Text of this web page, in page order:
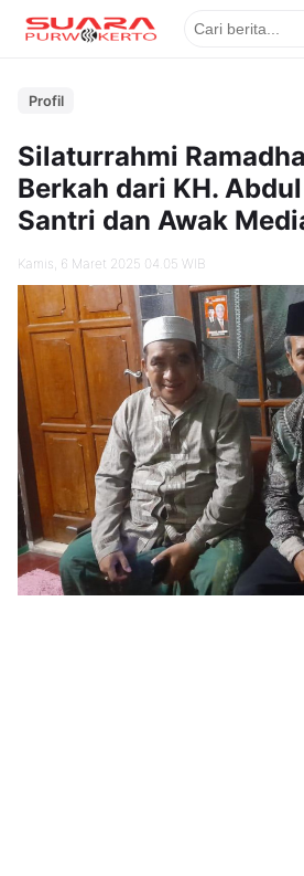
Profil
Silaturrahmi
Berkah dari KH.
Santri dan Awak
Kamis, 6 Maret 2025 04.05 WIB